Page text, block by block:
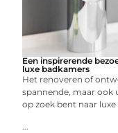
Een inspirerende
luxe badkamers
Het renoveren of
spannende, maar ook
op zoek bent naar
...